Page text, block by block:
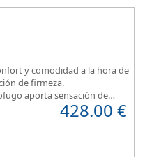
y comodidad a la hora de
de firmeza.
aporta sensación de
muscular y evita los
428.00 €